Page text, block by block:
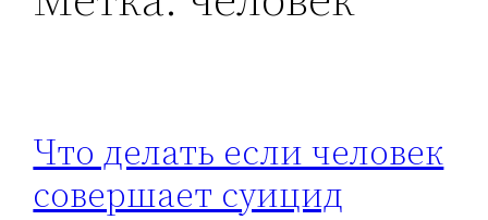
Что делать если человек
совершает суицид